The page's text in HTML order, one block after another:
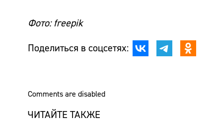
Фото: freepik
Поделиться в соцсетях:
Comments are disabled
ЧИТАЙТЕ ТАКЖЕ